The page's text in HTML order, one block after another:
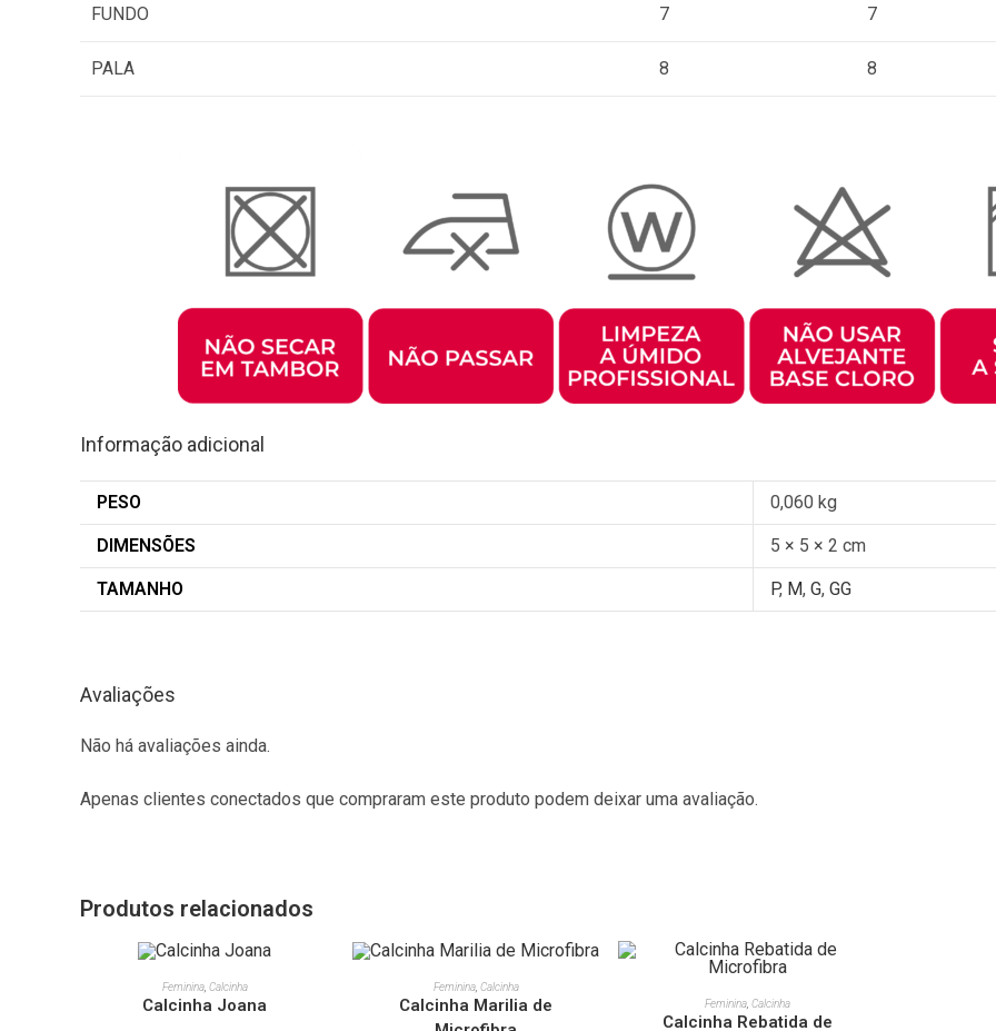
FUNDO 7 7
PALA 8 8
Informação adicional
PESO 0,060 kg
DIMENSÕES 5 × 5 × 2 cm
TAMANHO P, M, G, GG
Avaliações
Não há avaliações ainda.
Apenas clientes conectados que compraram este produto podem deixar uma avaliação.
Produtos relacionados
VER OPÇÕES
Feminina, Calcinha
Calcinha Joana
VER OPÇÕES
Feminina, Calcinha
Calcinha Marilia de
VER OPÇÕES
Feminina, Calcinha
Calcinha Rebatida de